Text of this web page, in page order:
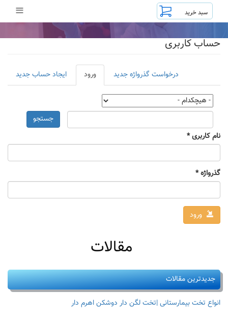
محتوای
≡
حساب کاربری
تب‌های
اولیه
ایجاد حساب جدید ورود
فعال)
درخواست گذرواژه جدید
جستجو
نام کاربری*
گذرواژه*
ورود
مقالات
جدیدترین مقالات
انواع تخت بیمارستانی |تخت لگن دار دوشکن اهرم دار